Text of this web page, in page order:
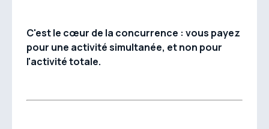
C'est le cœur de la concurrence : vous payez
pour une activité simultanée, et non pour
l'activité totale.